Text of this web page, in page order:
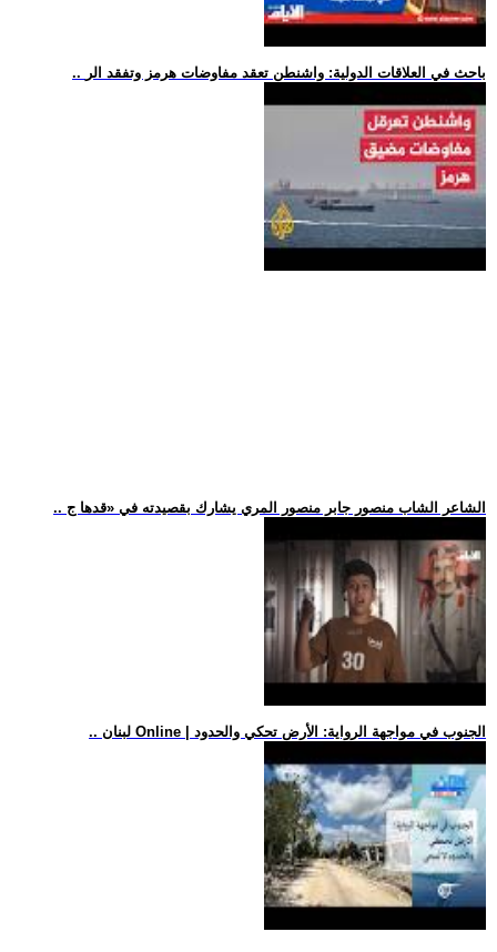
.. باحث في العلاقات الدولية: واشنطن تعقد مفاوضات هرمز وتفقد الر
.. الشاعر الشاب منصور جابر منصور المري يشارك بقصيدته في «قدها ج
.. لبنان Online | الجنوب في مواجهة الرواية: الأرض تحكي والحدود